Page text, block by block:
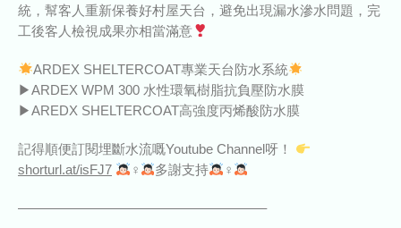
統，幫客人重新保養好村屋天台，避免出現漏水滲水問題，完
工後客人檢視成果亦相當滿意
ARDEX SHELTERCOAT專業天台防水系統
▶ARDEX WPM 300 水性環氧樹脂抗負壓防水膜
▶AREDX SHELTERCOAT高強度丙烯酸防水膜
記得順便訂閱埋斷水流嘅Youtube Channel呀！
shorturl.at/isFJ7
‍♀‍ 多謝支持 ‍♀‍
——————————————————–